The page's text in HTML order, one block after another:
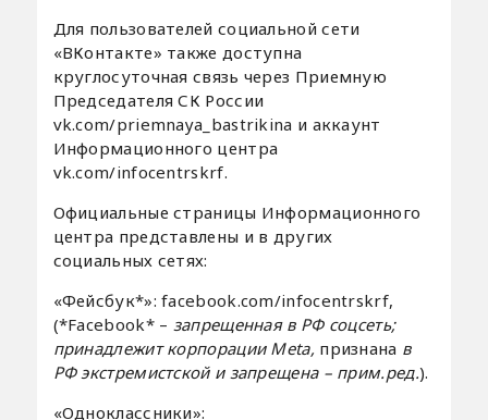
Для пользователей социальной сети
«ВКонтакте» также доступна
круглосуточная связь через Приемную
Председателя СК России
vk.com/priemnaya_bastrikina и аккаунт
Информационного центра
vk.com/infocentrskrf.
Официальные страницы Информационного
центра представлены и в других
социальных сетях:
«Фейсбук*»: facebook.com/infocentrskrf,
(*Facebook* – запрещенная в РФ соцсеть;
принадлежит корпорации Meta, признана в
РФ экстремистской и запрещена – прим.ред.).
«Одноклассники»: